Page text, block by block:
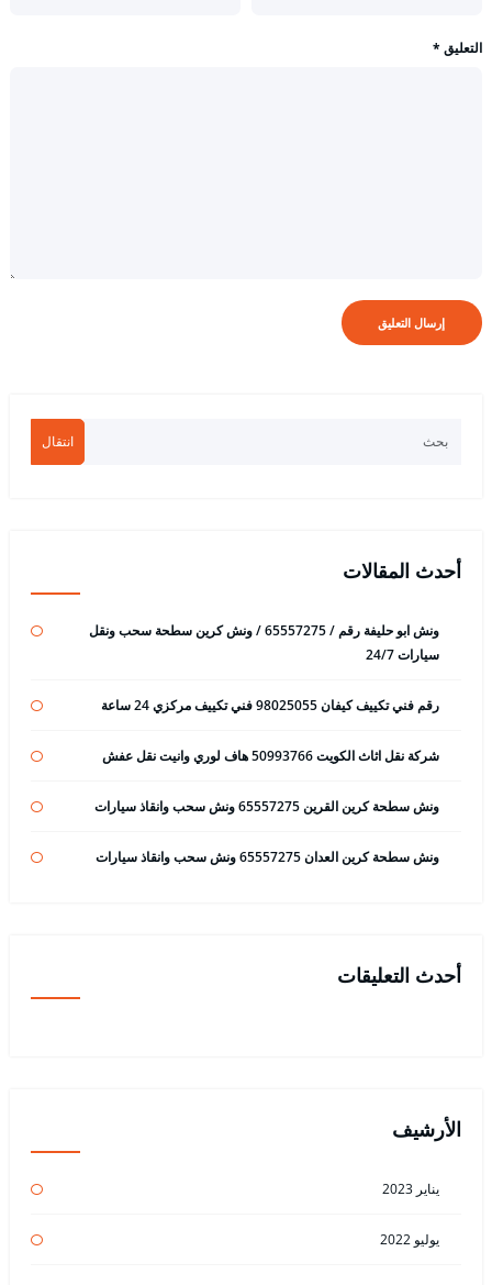
التعليق *
انتقال
أحدث المقالات
ونش ابو حليفة رقم / 65557275 / ونش كرين سطحة سحب ونقل
سيارات 24/7
رقم فني تكييف كيفان 98025055 فني تكييف مركزي 24 ساعة
شركة نقل اثاث الكويت 50993766 هاف لوري وانيت نقل عفش
ونش سطحة كرين القرين 65557275 ونش سحب وانقاذ سيارات
ونش سطحة كرين العدان 65557275 ونش سحب وانقاذ سيارات
أحدث التعليقات
الأرشيف
يناير 2023
يوليو 2022